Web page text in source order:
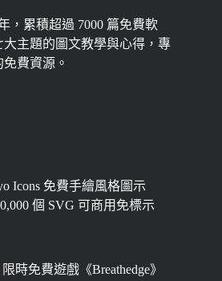
，累積超過 7000 篇免費軟
主題的圖文教學與心得，專
費資源。
Icons 免費手繪風格圖示
個 SVG 可商用免標示
限時免費遊戲《Breathedge》